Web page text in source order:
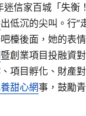
信家百城「失衡
出低沉的尖叫。行”
檯後面，她的表
暨創業項目投融資
項目孵化、財產
甜心網事，鼓勵